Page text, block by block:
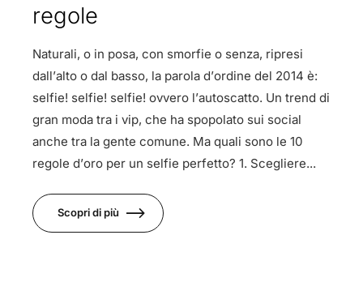
regole
Naturali, o in posa, con smorfie o senza, ripresi
dall’alto o dal basso, la parola d’ordine del 2014 è:
selfie! selfie! selfie! ovvero l’autoscatto. Un trend di
gran moda tra i vip, che ha spopolato sui social
anche tra la gente comune. Ma quali sono le 10
regole d’oro per un selfie perfetto? 1. Scegliere...
Scopri di più